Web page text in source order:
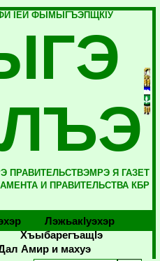
IЕЙ ФЫМЫГЪЭПЩКIУ
ПРАВИТЕЛЬСТВЭМРЭ Я ГАЗЕТ
И ПРАВИТЕЛЬСТВА КБР
Лэжьакlуэхэр
Хъыбарегъащlэ
Амир и махуэ